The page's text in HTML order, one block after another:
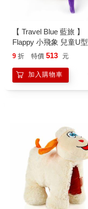
【 Travel Blue 藍旅 】
Flappy 小飛象 兒童U
型頸枕 TB283
9 折 特價 513 元
加入購物車